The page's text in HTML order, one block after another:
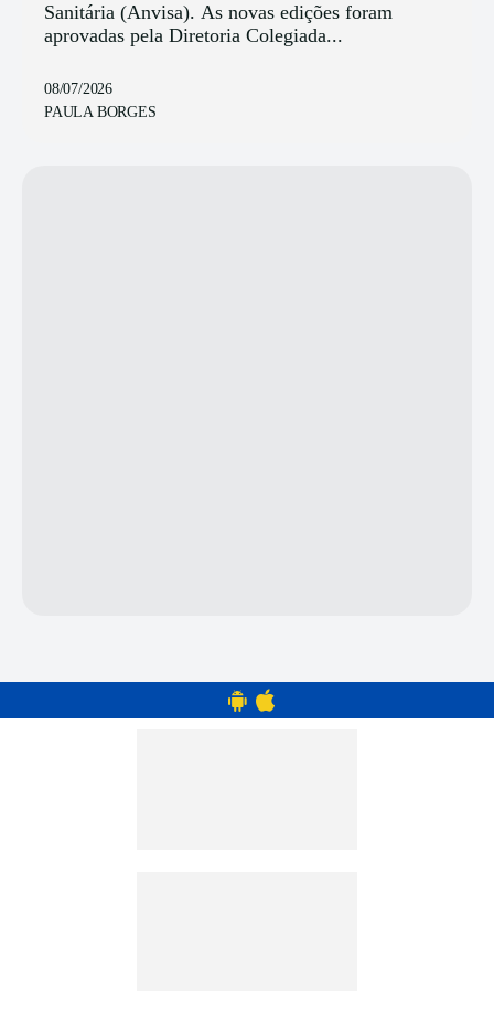
Sanitária (Anvisa). As novas edições foram
aprovadas pela Diretoria Colegiada...
08/07/2026
PAULA BORGES